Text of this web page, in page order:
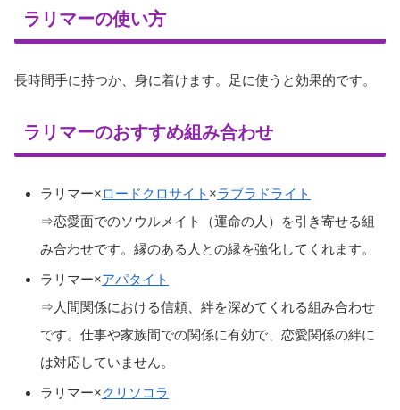
ラリマーの使い方
長時間手に持つか、身に着けます。足に使うと効果的です。
ラリマーのおすすめ組み合わせ
ラリマー×ロードクロサイト ×ラブラドライト
⇒恋愛面でのソウルメイト（運命の人）を引き寄せる組
み合わせです。縁のある人との縁を強化してくれます。
ラリマー×アパタイト
⇒人間関係における信頼、絆を深めてくれる組み合わせ
です。仕事や家族間での関係に有効で、恋愛関係の絆に
は対応していません。
ラリマー×クリソコラ